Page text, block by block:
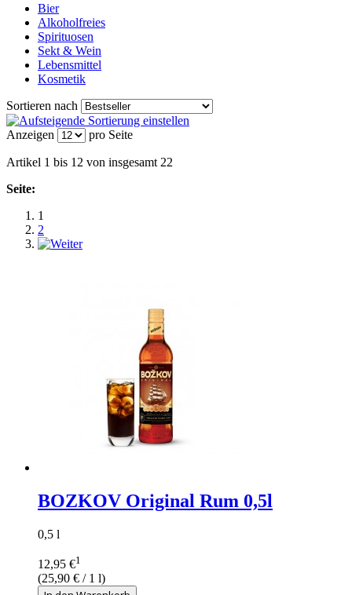
Bier
Alkoholfreies
Spirituosen
Sekt & Wein
Lebensmittel
Kosmetik
Sortieren nach
Anzeigen pro Seite
Artikel 1 bis 12 von insgesamt 22
Seite:
1
2
BOZKOV Original Rum 0,5l
0,5 l
12,95 €1
(25,90 € / 1 l)